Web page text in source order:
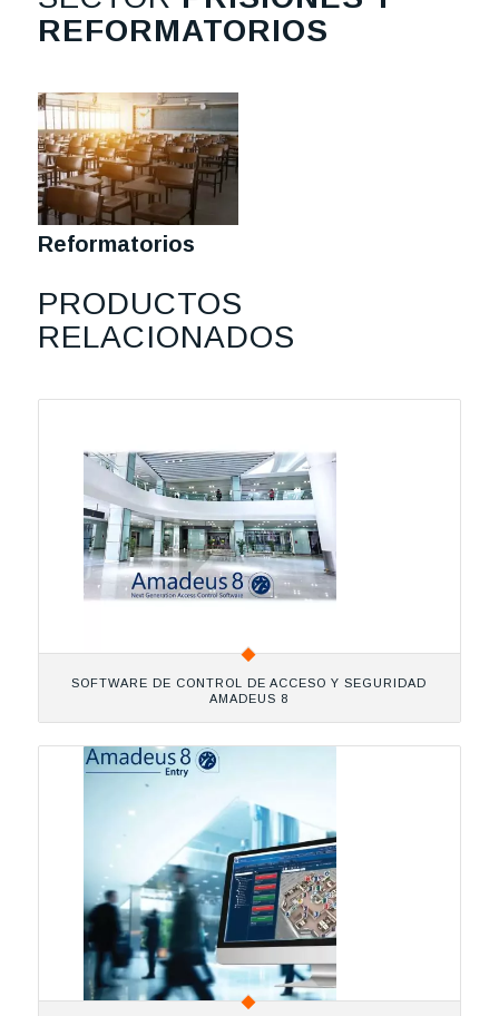
REFORMATORIOS
Reformatorios
PRODUCTOS
RELACIONADOS
SOFTWARE DE CONTROL DE ACCESO Y SEGURIDAD
AMADEUS 8